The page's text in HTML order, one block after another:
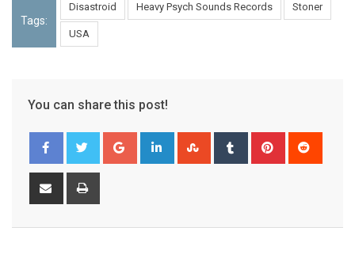
Tags:
Disastroid Heavy Psych Sounds Records Stoner
USA
You can share this post!